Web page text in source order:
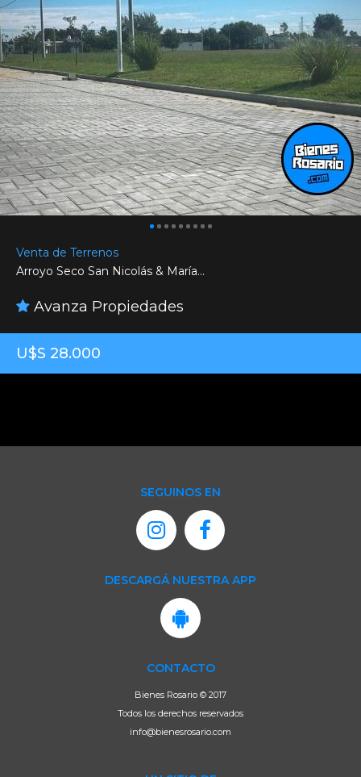
Venta de Terrenos
Arroyo Seco San Nicolás & María...
Avanza Propiedades
U$S 28.000
SEGUINOS EN
DESCARGÁ NUESTRA APP
CONTACTO
Bienes Rosario © 2017
Todos los derechos reservados
info@bienesrosario.com